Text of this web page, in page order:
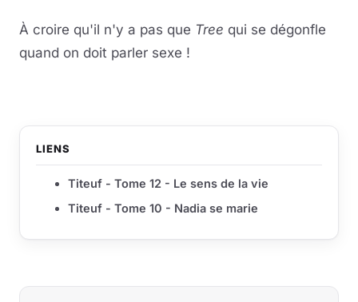
À croire qu'il n'y a pas que Tree qui se dégonfle
quand on doit parler sexe !
LIENS
Titeuf - Tome 12 - Le sens de la vie
Titeuf - Tome 10 - Nadia se marie